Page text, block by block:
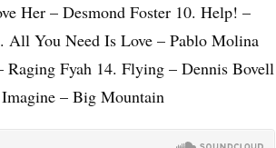
Her – Desmond Foster 10. Help! –
All You Need Is Love – Pablo Molina
Raging Fyah 14. Flying – Dennis Bovell
– Big Mountain